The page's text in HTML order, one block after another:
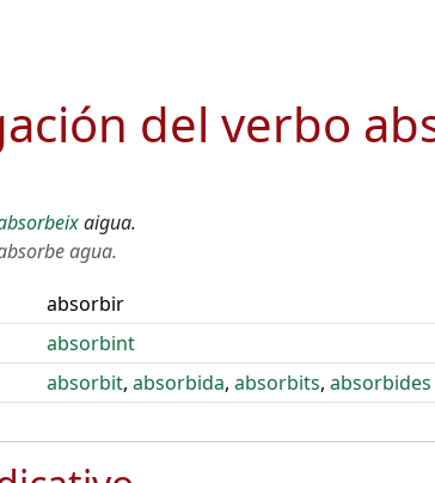
del verbo
aigua.
agua.
absorbir
absorbint
absorbit, absorbida, absorbits, absorbides